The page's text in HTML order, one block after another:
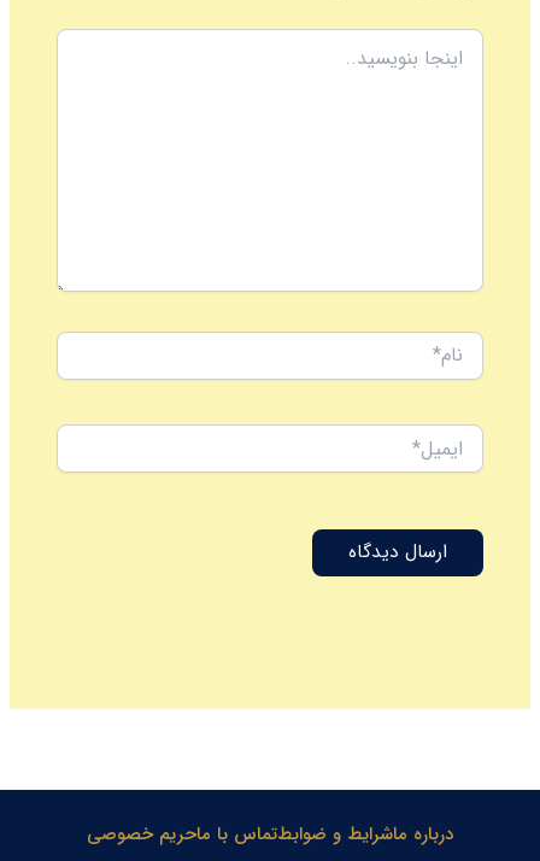
اینجا
بنویسید..
نام*
ایمیل*
درباره ماشرایط و ضوابطتماس با ماحریم خصوصی